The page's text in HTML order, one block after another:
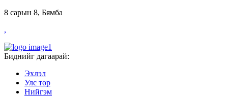
8 сарын 8, Бямба
,
Биднийг дагаарай:
Эхлэл
Улс төр
Нийгэм